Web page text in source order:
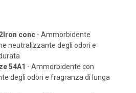
conc - Ammorbidente
neutralizzante degli odori e
54A1 - Ammorbidente con
degli odori e fragranza di lunga